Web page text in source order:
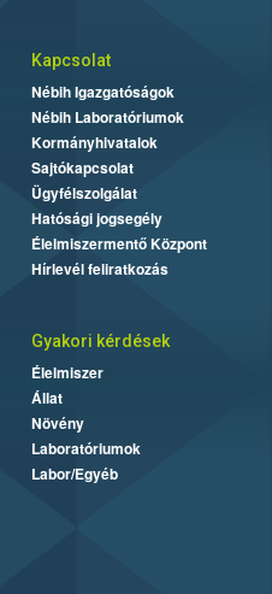
Kapcsolat
Nébih Igazgatóságok
Nébih Laboratóriumok
Kormányhivatalok
Sajtókapcsolat
Ügyfélszolgálat
Hatósági jogsegély
Élelmiszermentő Központ
Hírlevél feliratkozás
Gyakori kérdések
Élelmiszer
Állat
Növény
Laboratóriumok
Labor/Egyéb